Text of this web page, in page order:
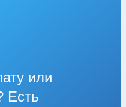
или
Есть